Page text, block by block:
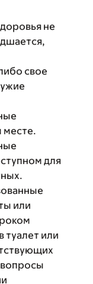
не
свое
месте.
для
или
туалет или
вопросы